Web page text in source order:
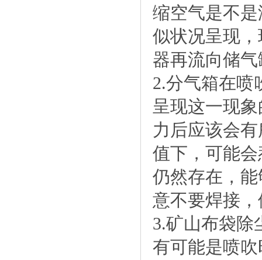
缩空气是不
似状况呈现
器再流向储
2.分气箱在喷
呈现这一现
力后应该会
值下，可能
仍然存在，
意不要焊接
3.矿山布袋除
有可能是喷